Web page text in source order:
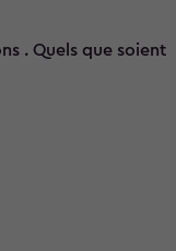
. Quels que soient